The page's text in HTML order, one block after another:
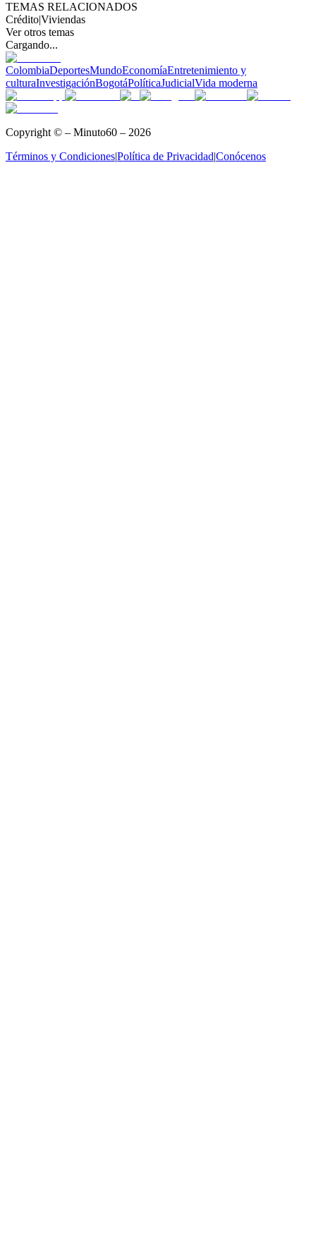
TEMAS RELACIONADOS
Crédito|Viviendas
Ver otros temas
Cargando...
ColombiaDeportesMundoEconomíaEntretenimiento y
culturaInvestigaciónBogotáPolíticaJudicialVida moderna
Copyright © – Minuto60 – 2026
Términos y Condiciones|Política de Privacidad|Conócenos